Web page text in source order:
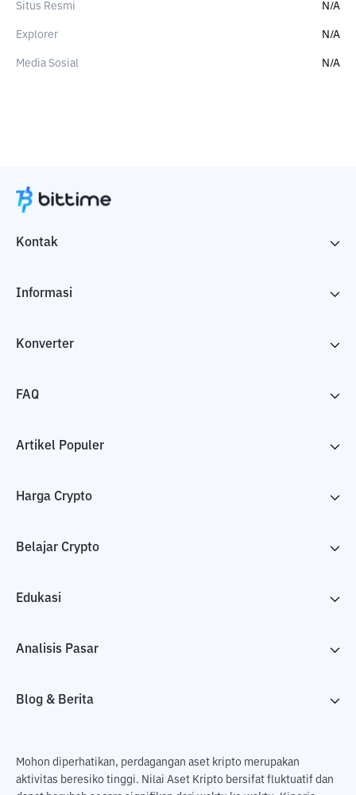
Situs Resmi N/A
Explorer N/A
Media Sosial N/A
Kontak
Informasi
Konverter
FAQ
Artikel Populer
Harga Crypto
Belajar Crypto
Edukasi
Analisis Pasar
Blog & Berita
Mohon diperhatikan, perdagangan aset kripto merupakan
aktivitas beresiko tinggi. Nilai Aset Kripto bersifat fluktuatif dan